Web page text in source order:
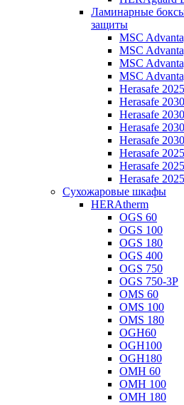
Ламинарные
защиты
MSC
MSC
MSC
MSC
Herasafe
Herasafe
Herasafe
Herasafe
Herasafe
Herasafe
Herasafe
Herasafe
Сухожаровые шкафы
HERAtherm
OGS 60
OGS 100
OGS 180
OGS 400
OGS 750
OGS 750-3P
OMS 60
OMS 100
OMS 180
OGH60
OGH100
OGH180
OMH 60
OMH 100
OMH 180